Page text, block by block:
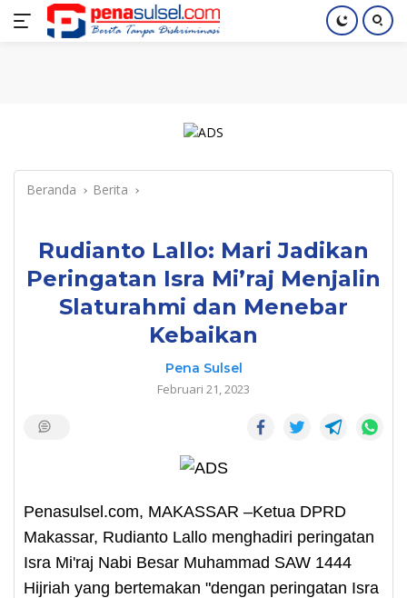
Langsung
Home Nasional Pendidikan Index
Beranda Berita
Rudianto Lallo: Mari Jadikan
Peringatan Isra Mi’raj Menjalin
Slaturahmi dan Menebar
Kebaikan
Pena Sulsel
Februari 21, 2023
Penasulsel.com, MAKASSAR –Ketua DPRD
Makassar, Rudianto Lallo menghadiri peringatan
Isra Mi'raj Nabi Besar Muhammad SAW 1444
Hijriah yang bertemakan "dengan peringatan Isra